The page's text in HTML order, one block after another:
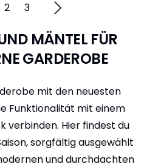
2 3
MÄNTEL FÜR
GARDEROBE
mit den neuesten
Funktionalität mit einem
verbinden. Hier findest du
sorgfältig ausgewählt
und durchdachten